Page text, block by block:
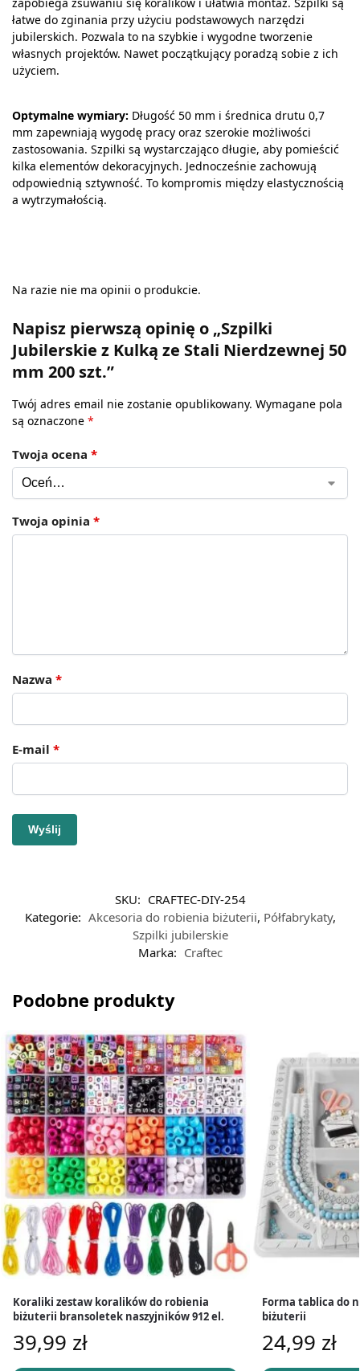
łatwe do zginania przy użyciu podstawowych narzędzi
jubilerskich. Pozwala to na szybkie i wygodne tworzenie
własnych projektów. Nawet początkujący poradzą sobie z ich
użyciem.
Optymalne wymiary: Długość 50 mm i średnica drutu 0,7
mm zapewniają wygodę pracy oraz szerokie możliwości
zastosowania. Szpilki są wystarczająco długie, aby pomieścić
kilka elementów dekoracyjnych. Jednocześnie zachowują
odpowiednią sztywność. To kompromis między elastycznością
a wytrzymałością.
Na razie nie ma opinii o produkcie.
Napisz pierwszą opinię o „Szpilki
Jubilerskie z Kulką ze Stali Nierdzewnej 50
mm 200 szt.”
Twój adres email nie zostanie opublikowany. Wymagane pola
są oznaczone *
Twoja ocena *
Twoja opinia *
Nazwa *
E-mail *
SKU: CRAFTEC-DIY-254
Kategorie: Akcesoria do robienia biżuterii, Półfabrykaty,
Szpilki jubilerskie
Marka: Craftec
Podobne produkty
Koraliki zestaw koralików do robienia
biżuterii bransoletek naszyjników 912 el.
39,99 zł
Forma tablica do
biżuterii
24,99 zł